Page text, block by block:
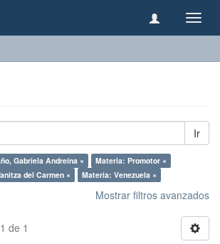
Ir
Gabriela Andreína ×
Materia: Promotor ×
del Carmen ×
Materia: Venezuela ×
Mostrar filtros avanzados
de 1